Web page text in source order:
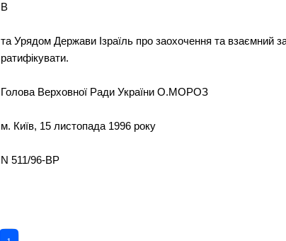
B
та Урядом Держави Ізраїль про заохочення та взаємний
ратифікувати.
Голова Верховної Ради України О.МОРОЗ
м. Київ, 15 листопада 1996 року
N 511/96-ВР